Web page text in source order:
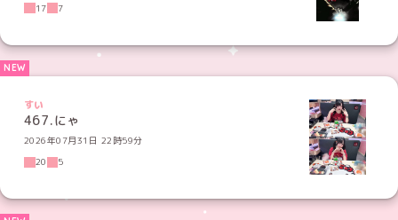
17
7
すい
467.にゃ
2026年07月31日 22時59分
20
5